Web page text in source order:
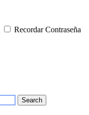
Recordar Contraseña
Search